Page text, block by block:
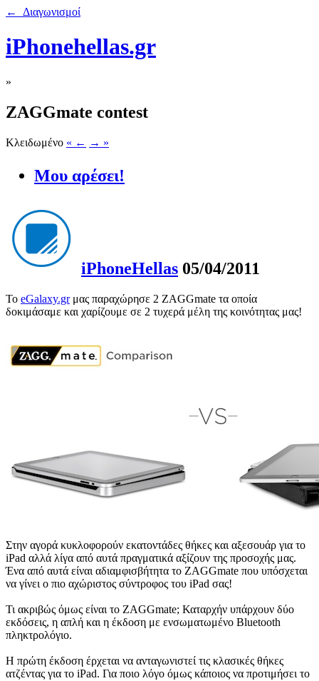
← Διαγωνισμοί
iPhonehellas.gr
»
ZAGGmate contest
Κλειδωμένο « ← → »
Μου αρέσει!
iPhoneHellas 05/04/2011
Το eGalaxy.grμας παραχώρησε 2 ZAGGmate τα οποία
δοκιμάσαμε και χαρίζουμε σε 2 τυχερά μέλη της κοινότητας μας!
Στην αγορά κυκλοφορούν εκατοντάδες θήκες και αξεσουάρ για το
iPad αλλά λίγα από αυτά πραγματικά αξίζουν της προσοχής μας.
Ένα από αυτά είναι αδιαμφισβήτητα το ZAGGmate που υπόσχεται
να γίνει ο πιο αχώριστος σύντροφος του iPad σας!
Τι ακριβώς όμως είναι το ZAGGmate; Καταρχήν υπάρχουν δύο
εκδόσεις, η απλή και η έκδοση με ενσωματωμένο Bluetooth
πληκτρολόγιο.
Η πρώτη έκδοση έρχεται να ανταγωνιστεί τις κλασικές θήκες
ατζέντας για το iPad. Για ποιο λόγο όμως κάποιος να προτιμήσει το